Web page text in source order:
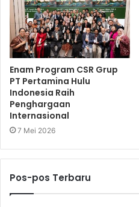
Enam Program CSR Grup
PT Pertamina Hulu
Indonesia Raih
Penghargaan
Internasional
7 Mei 2026
Pos-pos Terbaru